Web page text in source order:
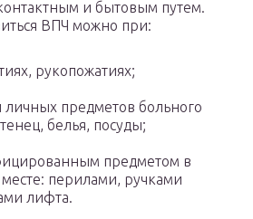
и бытовым путем.
ВПЧ можно при:
рукопожатиях;
личных предметов больного
белья, посуды;
предметом в
перилами, ручками
лифта.